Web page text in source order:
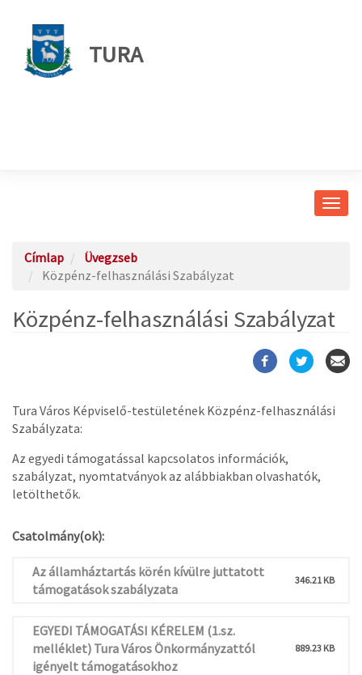
TURA
Címlap
Üvegzseb
Közpénz-felhasználási Szabályzat
Közpénz-felhasználási Szabályzat
Tura Város Képviselő-testületének Közpénz-felhasználási
Szabályzata:
Az egyedi támogatással kapcsolatos információk,
szabályzat, nyomtatványok az alábbiakban olvashatók,
letölthetők.
Csatolmány(ok):
Az államháztartás körén kívülre juttatott
támogatások szabályzata
346.21 KB
EGYEDI TÁMOGATÁSI KÉRELEM (1.sz.
melléklet) Tura Város Önkormányzattól
igényelt támogatásokhoz
889.23 KB